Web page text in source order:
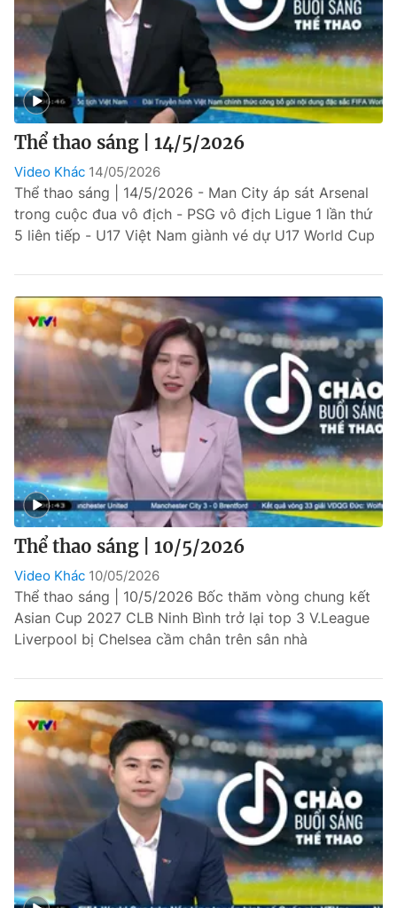
Thể thao sáng | 14/5/2026
Video Khác 14/05/2026
Thể thao sáng | 14/5/2026 - Man City áp sát Arsenal
trong cuộc đua vô địch - PSG vô địch Ligue 1 lần thứ
5 liên tiếp - U17 Việt Nam giành vé dự U17 World Cup
Thể thao sáng | 10/5/2026
Video Khác 10/05/2026
Thể thao sáng | 10/5/2026 Bốc thăm vòng chung kết
Asian Cup 2027 CLB Ninh Bình trở lại top 3 V.League
Liverpool bị Chelsea cầm chân trên sân nhà